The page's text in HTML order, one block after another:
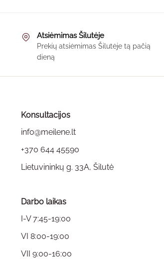
product
has
product
Atsiėmimas Šilutėje
Prekių atsiėmimas Šilutėje tą pačią
dieną
Konsultacijos
info@meilene.lt
+370 644 45590
Lietuvininkų g. 33A, Šilutė
Darbo laikas
I-V 7:45-19:00
VI 8:00-19:00
VII 9:00-16:00